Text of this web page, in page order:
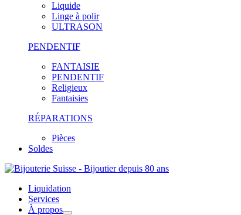
Liquide
Linge à polir
ULTRASON
PENDENTIF
FANTAISIE
PENDENTIF
Religieux
Fantaisies
RÉPARATIONS
Pièces
Soldes
Liquidation
Services
À propos